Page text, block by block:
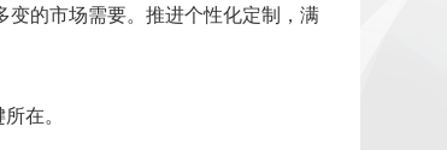
的市场需要。推进个性化定制，满
在。